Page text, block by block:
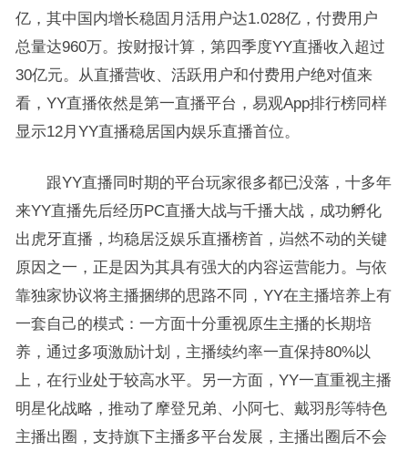
亿，其中国内增长稳固月活用户达1.028亿，付费用户
总量达960万。按财报计算，第四季度YY直播收入超过
30亿元。从直播营收、活跃用户和付费用户绝对值来
看，YY直播依然是第一直播平台，易观App排行榜同样
显示12月YY直播稳居国内娱乐直播首位。
跟YY直播同时期的平台玩家很多都已没落，十多年
来YY直播先后经历PC直播大战与千播大战，成功孵化
出虎牙直播，均稳居泛娱乐直播榜首，岿然不动的关键
原因之一，正是因为其具有强大的内容运营能力。与依
靠独家协议将主播捆绑的思路不同，YY在主播培养上有
一套自己的模式：一方面十分重视原生主播的长期培
养，通过多项激励计划，主播续约率一直保持80%以
上，在行业处于较高水平。另一方面，YY一直重视主播
明星化战略，推动了摩登兄弟、小阿七、戴羽彤等特色
主播出圈，支持旗下主播多平台发展，主播出圈后不会